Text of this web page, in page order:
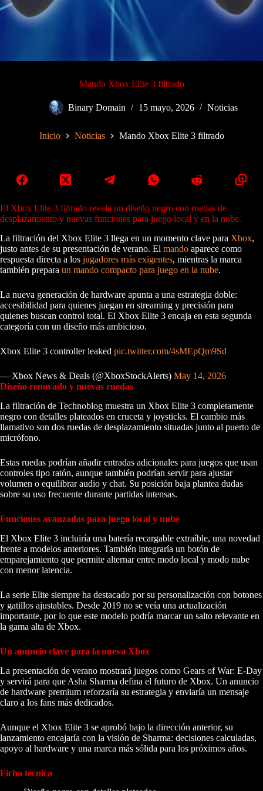
Mando Xbox Elite 3 filtrado
Binary Domain 15 mayo, 2026 Noticias
Inicio Noticias Mando Xbox Elite 3 filtrado
El Xbox Elite 3 filtrado revela un diseño negro con ruedas de
desplazamiento y nuevas funciones para juego local y en la nube.
La filtración del Xbox Elite 3 llega en un momento clave para Xbox,
justo antes de su presentación de verano. El mando aparece como
respuesta directa a los jugadores más exigentes, mientras la marca
también prepara un mando compacto para juego en la nube.
La nueva generación de hardware apunta a una estrategia doble:
accesibilidad para quienes juegan en streaming y precisión para
quienes buscan control total. El Xbox Elite 3 encaja en esta segunda
categoría con un diseño más ambicioso.
Xbox Elite 3 controller leaked pic.twitter.com/4sMEpQm9Sd
— Xbox News & Deals (@XboxStockAlerts) May 14, 2026
Diseño renovado y nuevas ruedas
La filtración de Technoblog muestra un Xbox Elite 3 completamente
negro con detalles plateados en cruceta y joysticks. El cambio más
llamativo son dos ruedas de desplazamiento situadas junto al puerto de
micrófono.
Estas ruedas podrían añadir entradas adicionales para juegos que usan
controles tipo ratón, aunque también podrían servir para ajustar
volumen o equilibrar audio y chat. Su posición baja plantea dudas
sobre su uso frecuente durante partidas intensas.
Funciones avanzadas para juego local y nube
El Xbox Elite 3 incluiría una batería recargable extraíble, una novedad
frente a modelos anteriores. También integraría un botón de
emparejamiento que permite alternar entre modo local y modo nube
con menor latencia.
La serie Elite siempre ha destacado por su personalización con botones
y gatillos ajustables. Desde 2019 no se veía una actualización
importante, por lo que este modelo podría marcar un salto relevante en
la gama alta de Xbox.
Un anuncio clave para la nueva Xbox
La presentación de verano mostrará juegos como Gears of War: E-Day
y servirá para que Asha Sharma defina el futuro de Xbox. Un anuncio
de hardware premium reforzaría su estrategia y enviaría un mensaje
claro a los fans más dedicados.
Aunque el Xbox Elite 3 se aprobó bajo la dirección anterior, su
lanzamiento encajaría con la visión de Sharma: decisiones calculadas,
apoyo al hardware y una marca más sólida para los próximos años.
Ficha técnica